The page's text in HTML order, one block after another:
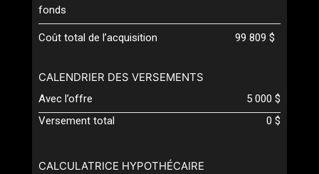
CALCULATRICE HYPOTHÉCAIRE
fonds
Coût total de l’acquisition 99 809 $
CALENDRIER DES VERSEMENTS
Avec l’offre
5 000 $
Versement total
0 $